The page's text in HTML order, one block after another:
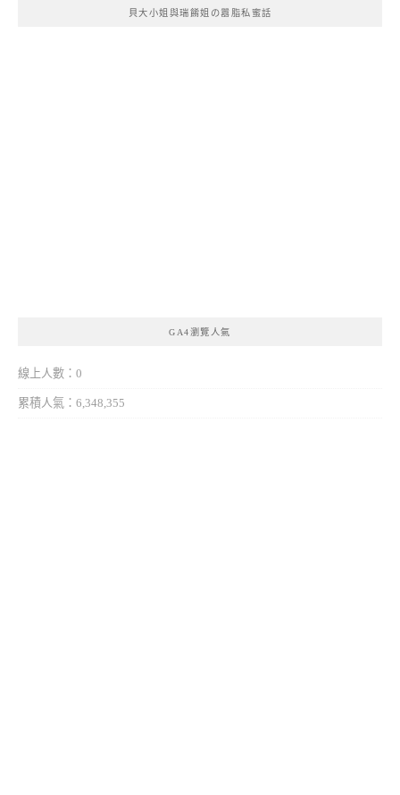
貝大小姐與瑞餚姐の囂脂私蜜話
GA4瀏覽人氣
線上人數：0
累積人氣：6,348,355